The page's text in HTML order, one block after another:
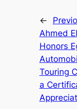
←
Ahmed
Honors
Touring
a